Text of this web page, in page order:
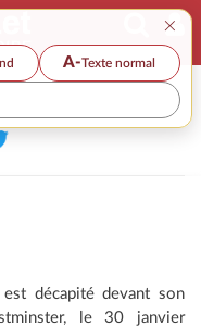
×
A-Texte normal
décapité devant son
le 30 janvier